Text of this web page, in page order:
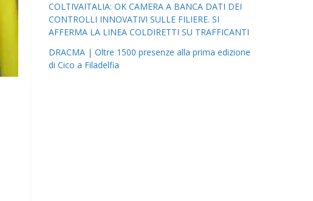
COLTIVAITALIA: OK CAMERA A BANCA DATI DEI
CONTROLLI INNOVATIVI SULLE FILIERE. SI
AFFERMA LA LINEA COLDIRETTI SU TRAFFICANTI
DRACMA | Oltre 1500 presenze alla prima edizione
di Cico a Filadelfia